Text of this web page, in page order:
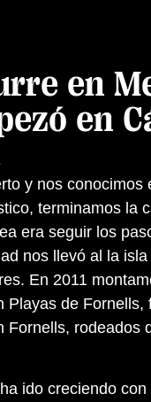
en
en
y nos conocimos
terminamos la
era seguir los
nos llevó al la
En 2011
Playas de Fornells,
Fornells, rodeados
ido creciendo